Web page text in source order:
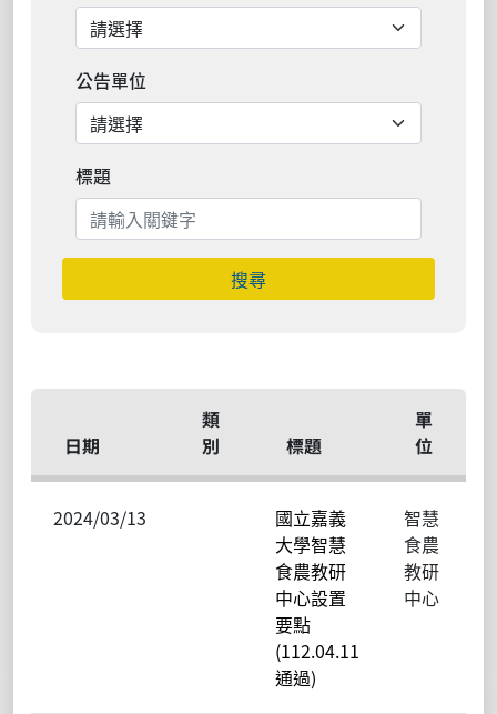
公告單位
標題
搜尋
日期
類
別
標題
單
位
2024/03/13
國立嘉義
大學智慧
食農教研
中心設置
要點
(112.04.11
通過)
智慧
食農
教研
中心